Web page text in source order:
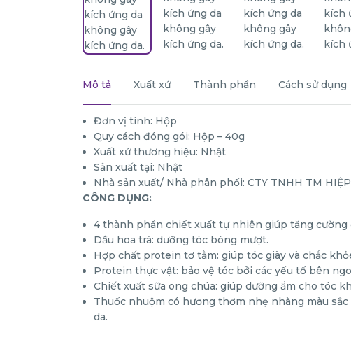
Mô tả Xuất xứ Thành phần Cách sử dụng
Đơn vị tính: Hộp
Quy cách đóng gói: Hộp – 40g
Xuất xứ thương hiệu: Nhật
Sản xuất tại: Nhật
Nhà sản xuất/ Nhà phân phối: CTY TNHH TM
CÔNG DỤNG:
4 thành phần chiết xuất tự nhiên giúp tăng
Dầu hoa trà: dưỡng tóc bóng mượt.
Hợp chất protein tơ tằm: giúp tóc giày và chắc
Protein thực vật: bảo vệ tóc bởi các yếu tố bên
Chiết xuất sữa ong chúa: giúp dưỡng ẩm cho tóc
Thuốc nhuộm có hương thơm nhẹ nhàng màu
da.